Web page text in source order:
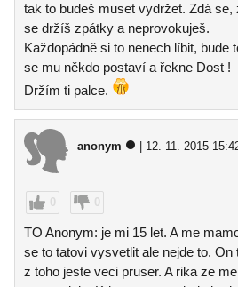
tak to budeš muset vydržet. Zdá se,
se držíš zpátky a neprovokuješ.
Každopádně si to nenech líbit, bude
se mu někdo postaví a řekne Dost !
Držím ti palce.
anonym | 12. 11. 2015
0 0
TO Anonym: je mi 15 let. A me
se to tatovi vysvetlit ale nejde to.
z toho jeste veci pruser. A rika ze